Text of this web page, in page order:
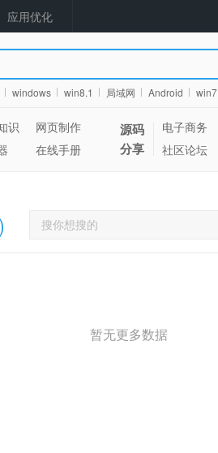
应用优化
windows win8.1 局域网 Android win7
识
网页制作
在线手册
源码
分享
电子商务
社区论坛
暂无更多数据